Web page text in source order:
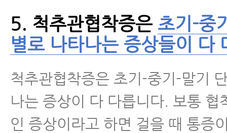
- 허리협착증증세 완화에 도움 되
4주간 꾸준히 하면 증상이 완화됩
칭
- 척추관협착증 증상 완화에 좋은
근
5. 척추관협착증은 초기-중
별로 나타나는 증상들이 다
척추관협착증은 초기-중기-말기
나는 증상이 다 다릅니다. 보통 협
인 증상이라고 하면 걸을 때 통증